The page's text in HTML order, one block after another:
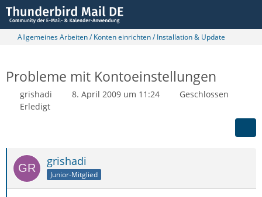
Allgemeines Arbeiten / Konten einrichten / Installation & Update
Probleme mit Kontoeinstellungen
grishadi 8. April 2009 um 11:24
Geschlossen
Erledigt
grishadi
Junior-Mitglied